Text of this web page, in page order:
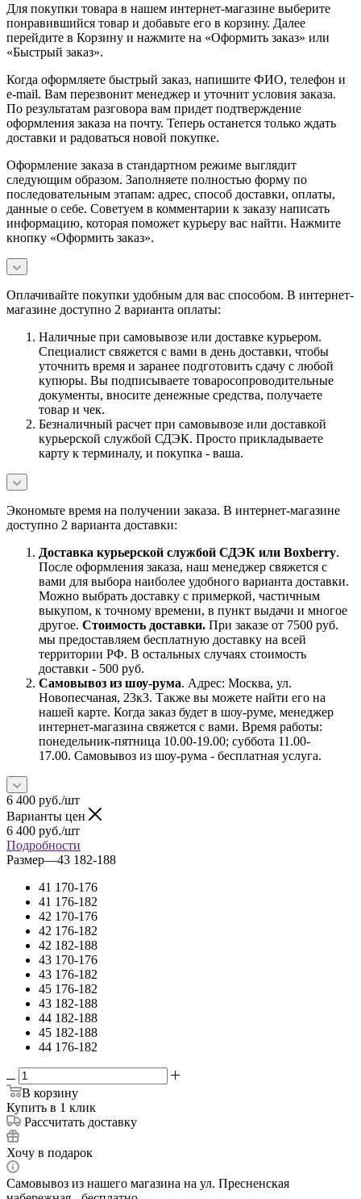
Для покупки товара в нашем интернет-магазине выберите
понравившийся товар и добавьте его в корзину. Далее
перейдите в Корзину и нажмите на «Оформить заказ» или
«Быстрый заказ».
Когда оформляете быстрый заказ, напишите ФИО, телефон и
e-mail. Вам перезвонит менеджер и уточнит условия заказа.
По результатам разговора вам придет подтверждение
оформления заказа на почту. Теперь останется только ждать
доставки и радоваться новой покупке.
Оформление заказа в стандартном режиме выглядит
следующим образом. Заполняете полностью форму по
последовательным этапам: адрес, способ доставки, оплаты,
данные о себе. Советуем в комментарии к заказу написать
информацию, которая поможет курьеру вас найти. Нажмите
кнопку «Оформить заказ».
Оплачивайте покупки удобным для вас способом. В интернет-
магазине доступно 2 варианта оплаты:
Наличные при самовывозе или доставке курьером.
Специалист свяжется с вами в день доставки, чтобы
уточнить время и заранее подготовить сдачу с любой
купюры. Вы подписываете товаросопроводительные
документы, вносите денежные средства, получаете
товар и чек.
Безналичный расчет при самовывозе или доставкой
курьерской службой СДЭК. Просто прикладываете
карту к терминалу, и покупка - ваша.
Экономьте время на получении заказа. В интернет-магазине
доступно 2 варианта доставки:
Доставка курьерской службой СДЭК или Boxberry.
После оформления заказа, наш менеджер свяжется с
вами для выбора наиболее удобного варианта доставки.
Можно выбрать доставку с примеркой, частичным
выкупом, к точному времени, в пункт выдачи и многое
другое. Стоимость доставки. При заказе от 7500 руб.
мы предоставляем бесплатную доставку на всей
территории РФ. В остальных случаях стоимость
доставки - 500 руб.
Самовывоз из шоу-рума. Адрес: Москва, ул.
Новопесчаная, 23к3. Также вы можете найти его на
нашей карте. Когда заказ будет в шоу-руме, менеджер
интернет-магазина свяжется с вами. Время работы:
понедельник-пятница 10.00-19.00; суббота 11.00-
17.00. Самовывоз из шоу-рума - бесплатная услуга.
6 400 руб./шт
Варианты цен
6 400 руб./шт
Подробности
Размер—43 182-188
41 170-176
41 176-182
42 170-176
42 176-182
42 182-188
43 170-176
43 176-182
45 176-182
43 182-188
44 182-188
45 182-188
44 176-182
В корзину
Купить в 1 клик
Рассчитать доставку
Хочу в подарок
Самовывоз из нашего магазина на ул. Пресненская